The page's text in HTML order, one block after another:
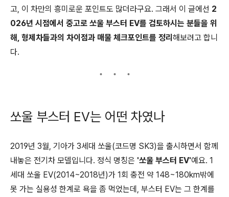
고, 이 차만의 흥미로운 포인트도 많더라구요. 그래서 이 글에선 2
026년 시점에서 중고로 쏘울 부스터 EV를 검토하시는 분들을 위
해, 형제차들과의 차이점과 매물 체크포인트를 정리 해보려고 합니
다.
쏘울 부스터 EV는 어떤 차였나
2019년 3월, 기아가 3세대 쏘울(코드명 SK3)을 출시하면서 함께
내놓은 전기차 모델입니다. 정식 명칭은 '쏘울 부스터 EV'예요. 1
세대 쏘울 EV(2014~2018년)가 1회 충전 약 148~180km밖에
못 가는 실용성 한계로 욕을 좀 먹었는데, 부스터 EV는 그 한계를